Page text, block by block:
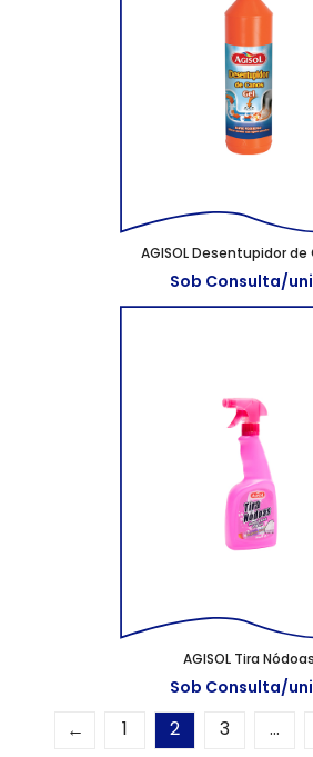
AGISOL Desentupidor de
Sob Consulta/
AGISOL Tira Nódoas
Sob Consulta/
← 1 2 3 …